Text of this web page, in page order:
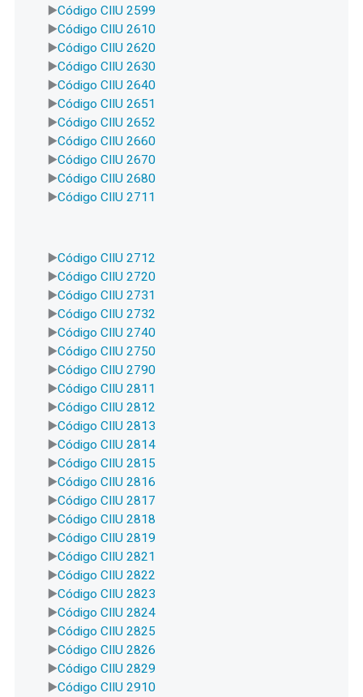
Código CIIU 2599
Código CIIU 2610
Código CIIU 2620
Código CIIU 2630
Código CIIU 2640
Código CIIU 2651
Código CIIU 2652
Código CIIU 2660
Código CIIU 2670
Código CIIU 2680
Código CIIU 2711
Código CIIU 2712
Código CIIU 2720
Código CIIU 2731
Código CIIU 2732
Código CIIU 2740
Código CIIU 2750
Código CIIU 2790
Código CIIU 2811
Código CIIU 2812
Código CIIU 2813
Código CIIU 2814
Código CIIU 2815
Código CIIU 2816
Código CIIU 2817
Código CIIU 2818
Código CIIU 2819
Código CIIU 2821
Código CIIU 2822
Código CIIU 2823
Código CIIU 2824
Código CIIU 2825
Código CIIU 2826
Código CIIU 2829
Código CIIU 2910